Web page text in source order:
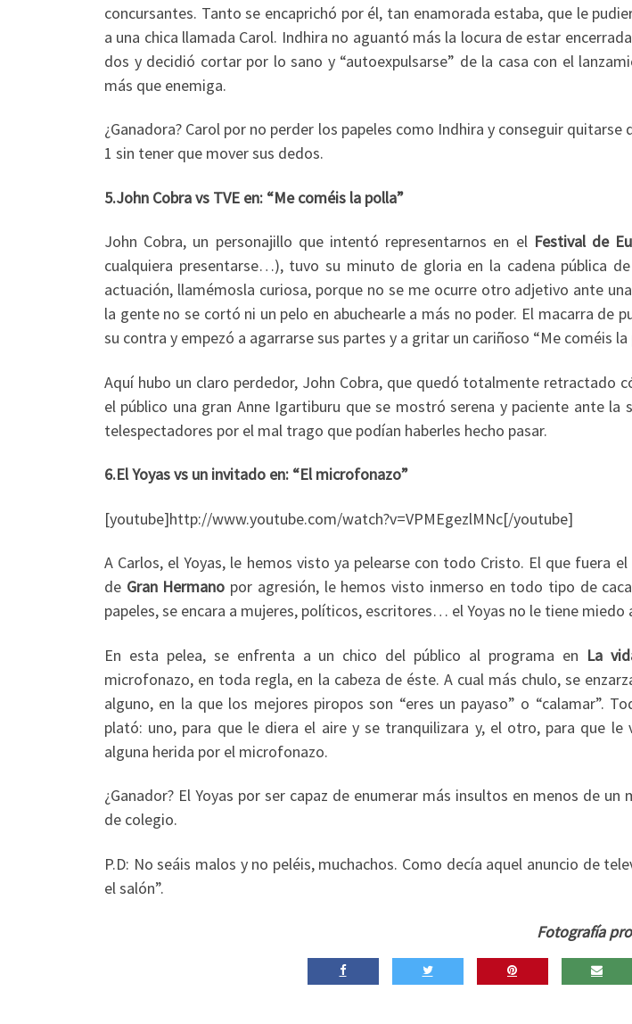
concursantes. Tanto se encaprichó por él, tan enamorada estaba, que le
a una chica llamada Carol. Indhira no aguantó más la locura de estar
dos y decidió cortar por lo sano y “autoexpulsarse” de la casa con el
más que enemiga.
¿Ganadora? Carol por no perder los papeles como Indhira y conseguir quitarse
1 sin tener que mover sus dedos.
5.John Cobra vs TVE en: “Me coméis la polla”
John Cobra, un personajillo que intentó representarnos en el Festival de
cualquiera presentarse…), tuvo su minuto de gloria en la cadena pública
actuación, llamémosla curiosa, porque no se me ocurre otro adjetivo ante
la gente no se cortó ni un pelo en abuchearle a más no poder. El macarra de
su contra y empezó a agarrarse sus partes y a gritar un cariñoso “Me coméis la
Aquí hubo un claro perdedor, John Cobra, que quedó totalmente retractado
el público una gran Anne Igartiburu que se mostró serena y paciente ante la
telespectadores por el mal trago que podían haberles hecho pasar.
6.El Yoyas vs un invitado en: “El microfonazo”
[youtube]http://www.youtube.com/watch?v=VPMEgezlMNc[/youtube]
A Carlos, el Yoyas, le hemos visto ya pelearse con todo Cristo. El que fuera
de Gran Hermano por agresión, le hemos visto inmerso en todo tipo de
papeles, se encara a mujeres, políticos, escritores… el Yoyas no le tiene miedo
En esta pelea, se enfrenta a un chico del público al programa en La
microfonazo, en toda regla, en la cabeza de éste. A cual más chulo, se
alguno, en la que los mejores piropos son “eres un payaso” o “calamar”.
plató: uno, para que le diera el aire y se tranquilizara y, el otro, para que le
alguna herida por el microfonazo.
¿Ganador? El Yoyas por ser capaz de enumerar más insultos en menos de
de colegio.
P.D: No seáis malos y no peléis, muchachos. Como decía aquel anuncio de
el salón”.
Fotografía